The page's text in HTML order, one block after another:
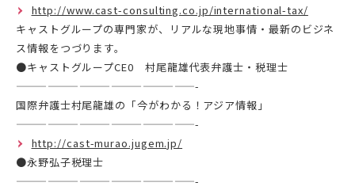
http://www.cast-consulting.co.jp/international-tax/
キャストグループの専門家が、リアルな現地事情・最新のビジネ
ス情報をつづります。
●キャストグループCE0 村尾龍雄代表弁護士・税理士
—————————————————-
国際弁護士村尾龍雄の「今がわかる！アジア情報」
—————————————————-
http://cast-murao.jugem.jp/
●永野弘子税理士
—————————————————-